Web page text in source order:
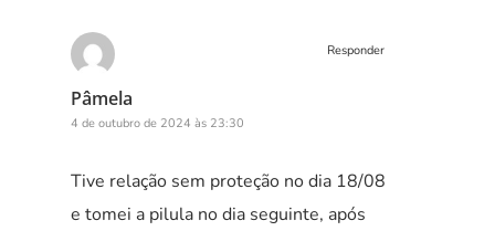
Pâmela
4 de outubro de 2024 às 23:30
Tive relação sem proteção no dia 18/08
e tomei a pilula no dia seguinte, após
Responder